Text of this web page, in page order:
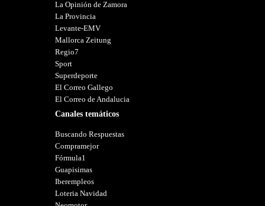
La Opinión de Zamora
La Provincia
Levante-EMV
Mallorca Zeitung
Regio7
Sport
Superdeporte
El Correo Gallego
El Correo de Andalucia
Canales temáticos
Buscando Respuestas
Compramejor
Fórmula1
Guapisimas
Iberempleos
Loteria Navidad